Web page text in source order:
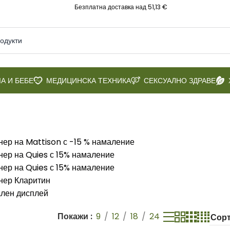
Безплатна доставка над 51,13 €
И БЕБЕ МЕДИЦИНСКА ТЕХНИКА СЕКСУАЛНО ЗДРАВЕ
Покажи 9 12 18 24